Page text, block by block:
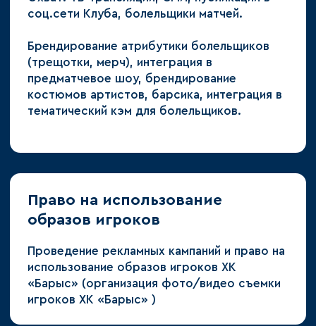
соц.сети Клуба, болельщики матчей.
Брендирование атрибутики болельщиков
(трещотки, мерч), интеграция в
предматчевое шоу, брендирование
костюмов артистов, барсика, интеграция в
тематический кэм для болельщиков.
Право на использование
образов игроков
Проведение рекламных кампаний и право на
использование образов игроков ХК
«Барыс» (организация фото/видео съемки
игроков ХК «Барыс» )